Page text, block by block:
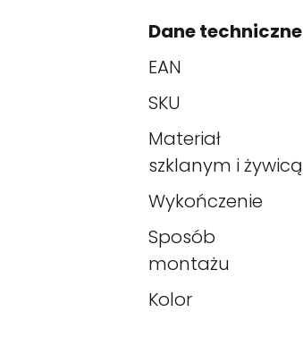
Dane techniczne
EAN
SKU
Materiał
szklanym i żywicą
Wykończenie
Sposób
montażu
Kolor